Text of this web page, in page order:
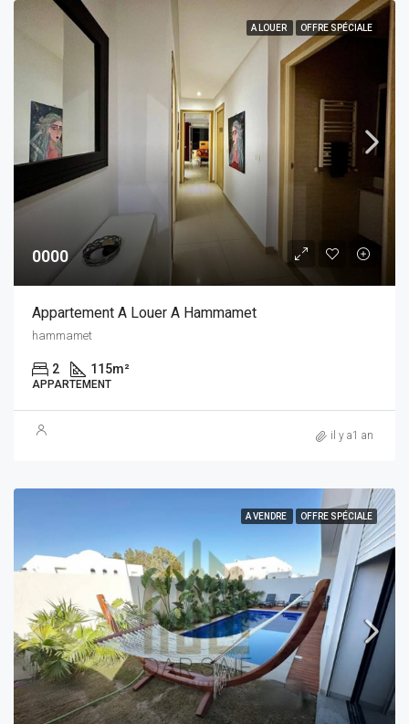
A LOUER OFFRE SPÉCIALE
0000
Appartement A Louer A Hammamet
hammamet
2 115m²
APPARTEMENT
il y a1 an
A VENDRE OFFRE SPÉCIALE